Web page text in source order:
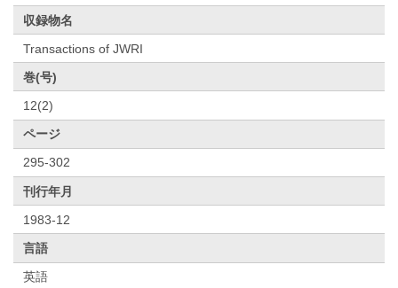
収録物名
Transactions of JWRI
巻(号)
12(2)
ページ
295-302
刊行年月
1983-12
言語
英語